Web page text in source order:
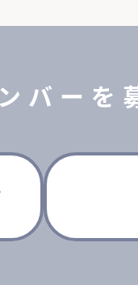
バーを